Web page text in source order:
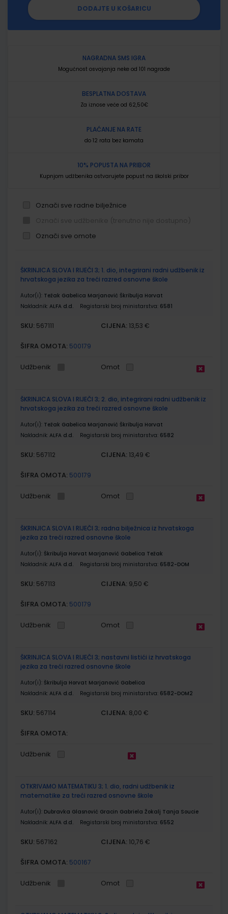
DODAJTE U KOŠARICU
NAGRADNA SMS IGRA
Mogućnost osvajanja neke od 101 nagrade
BESPLATNA DOSTAVA
Za iznose veće od 62,50€
PLAĆANJE NA RATE
do 12 rata bez kamata
10% POPUSTA NA PRIBOR
Kupnjom udžbenika ostvarujete popust na školski pribor
Označi sve radne bilježnice
Označi sve omote
proizvodi
ŠKRINJICA SLOVA I RIJEČI 3; 1. dio, integrirani radni udžbenik iz
hrvatskoga jezika za treći razred osnovne škole
Autor(i): Težak Gabelica Marjanović Škribulja Horvat
Nakladnik: ALFA d.d. Registarski broj ministarstva: 6581
SKU: 567111 CIJENA: 13,53 €
ŠIFRA OMOTA: 500179
Udžbenik Omot
ŠKRINJICA SLOVA I RIJEČI 3; 2. dio, integrirani radni udžbenik iz
hrvatskoga jezika za treći razred osnovne škole
Autor(i): Težak Gabelica Marjanović Škribulja Horvat
Nakladnik: ALFA d.d. Registarski broj ministarstva: 6582
SKU: 567112 CIJENA: 13,49 €
ŠIFRA OMOTA: 500179
Udžbenik Omot
ŠKRINJICA SLOVA I RIJEČI 3; radna bilježnica iz hrvatskoga
jezika za treći razred osnovne škole
Autor(i): Škribulja Horvat Marjanović Gabelica Težak
Nakladnik: ALFA d.d. Registarski broj ministarstva: 6582-DOM
SKU: 567113 CIJENA: 9,50 €
ŠIFRA OMOTA: 500179
Udžbenik Omot
ŠKRINJICA SLOVA I RIJEČI 3; nastavni listići iz hrvatskoga
jezika za treći razred osnovne škole
Autor(i): Škribulja Horvat Marjanović Gabelica
Nakladnik: ALFA d.d. Registarski broj ministarstva: 6582-DOM2
SKU: 567114 CIJENA: 8,00 €
ŠIFRA OMOTA:
Udžbenik
OTKRIVAMO MATEMATIKU 3; 1. dio, radni udžbenik iz
matematike za treći razred osnovne škole
Autor(i): Dubravka Glasnović Gracin Gabriela Žokalj Tanja Soucie
Nakladnik: ALFA d.d. Registarski broj ministarstva: 6552
SKU: 567162 CIJENA: 10,76 €
ŠIFRA OMOTA: 500167
Udžbenik Omot